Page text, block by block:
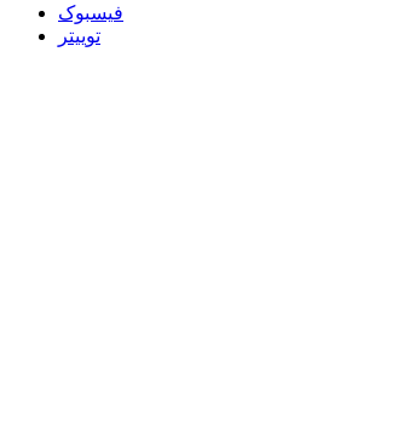
فیسبوک
توییتر